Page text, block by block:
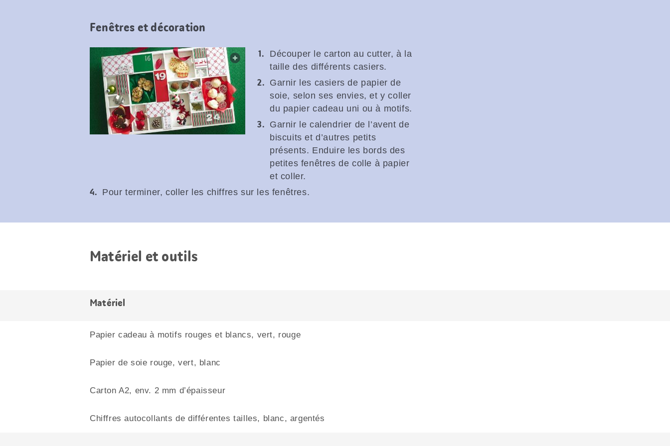
Fenêtres et décoration
web.lightbox.openLink
Découper le carton au cutter, à la
taille des différents casiers.
Garnir les casiers de papier de
soie, selon ses envies, et y coller
du papier cadeau uni ou à motifs.
Garnir le calendrier de l’avent de
biscuits et d’autres petits
présents. Enduire les bords des
petites fenêtres de colle à papier
et coller.
Pour terminer, coller les chiffres sur les fenêtres.
Matériel et outils
Matériel
Papier cadeau à motifs rouges et blancs, vert, rouge
Papier de soie rouge, vert, blanc
Carton A2, env. 2 mm d’épaisseur
Chiffres autocollants de différentes tailles, blanc, argentés